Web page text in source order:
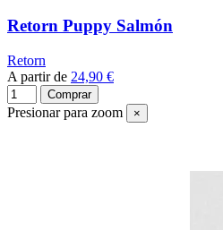
Retorn Puppy Salmón
Retorn
A partir de 24,90 €
Comprar
Presionar para zoom ×